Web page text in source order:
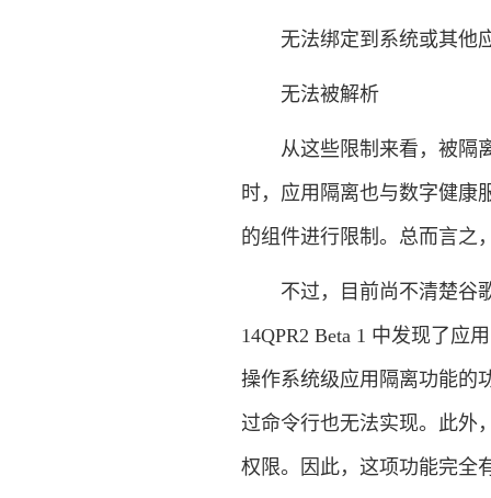
无法绑定到系统或其他应
无法被解析
从这些限制来看，被隔离
时，应用隔离也与数字健康
的组件进行限制。总而言之
不过，目前尚不清楚谷歌
14QPR2 Beta 1 中发现了应
操作系统级应用隔离功能的
过命令行也无法实现。此外
权限。因此，这项功能完全